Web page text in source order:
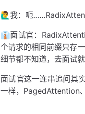
🙋‍♂️我：呃
👔面试官：
个请求的相同前缀只存
细节都不知道，去面试
面试官这一连串追问其
一样，PagedAttention